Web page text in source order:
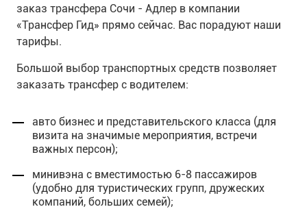
заказ трансфера Сочи - Адлер в компании
«Трансфер Гид» прямо сейчас. Вас порадуют наши
тарифы.
Большой выбор транспортных средств позволяет
заказать трансфер с водителем:
авто бизнес и представительского класса (для
визита на значимые мероприятия, встречи
важных персон);
минивэна с вместимостью 6-8 пассажиров
(удобно для туристических групп, дружеских
компаний, больших семей);